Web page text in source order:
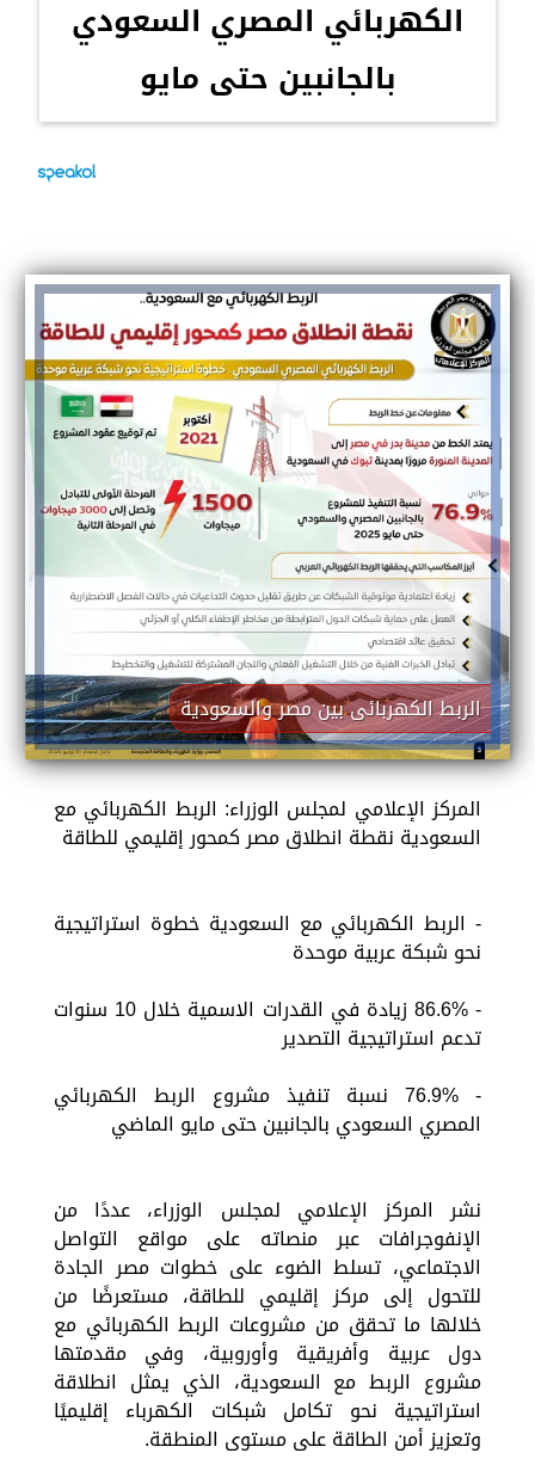
الكهربائي المصري السعودي
بالجانبين حتى مايو
الربط الكهربائى بين مصر والسعودية
المركز الإعلامي لمجلس الوزراء: الربط الكهربائي مع
السعودية نقطة انطلاق مصر كمحور إقليمي للطاقة
- الربط الكهربائي مع السعودية خطوة استراتيجية
نحو شبكة عربية موحدة
- 86.6% زيادة في القدرات الاسمية خلال 10 سنوات
تدعم استراتيجية التصدير
- 76.9% نسبة تنفيذ مشروع الربط الكهربائي
المصري السعودي بالجانبين حتى مايو الماضي
نشر المركز الإعلامي لمجلس الوزراء، عددًا من
الإنفوجرافات عبر منصاته على مواقع التواصل
الاجتماعي، تسلط الضوء على خطوات مصر الجادة
للتحول إلى مركز إقليمي للطاقة، مستعرضًا من
خلالها ما تحقق من مشروعات الربط الكهربائي مع
دول عربية وأفريقية وأوروبية، وفي مقدمتها
مشروع الربط مع السعودية، الذي يمثل انطلاقة
استراتيجية نحو تكامل شبكات الكهرباء إقليميًا
وتعزيز أمن الطاقة على مستوى المنطقة.